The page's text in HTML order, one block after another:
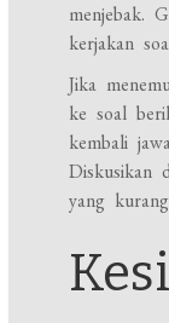
menjebak.
kerjakan
Jika
ke soal
kembali
Diskusikan
yang